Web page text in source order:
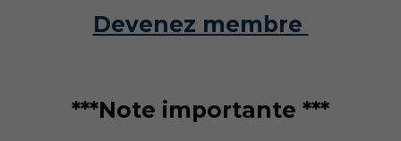
Devenez membre
***Note importante ***